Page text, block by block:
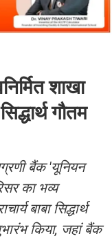
शाखा
गौतम
बैंक 'यूनियन
का भव्य
बाबा सिद्धार्थ
किया, जहां बैंक